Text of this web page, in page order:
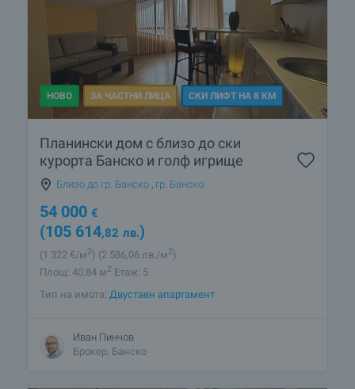
НОВО ЗА ЧАСТНИ ЛИЦА СКИ ЛИФТ НА 8 КМ
Планински дом с близо до ски
курорта Банско и голф игрище
Близо до гр. Банско гр. Банско
54 000 €
(105 614,82 лв.)
(1 322 €/м2) (2 586 ,06 лв./м2)
Площ: 40.84 м2 Етаж: 5
Тип на имота: Двустаен апартамент
Иван Пинчов
Брокер, Банско